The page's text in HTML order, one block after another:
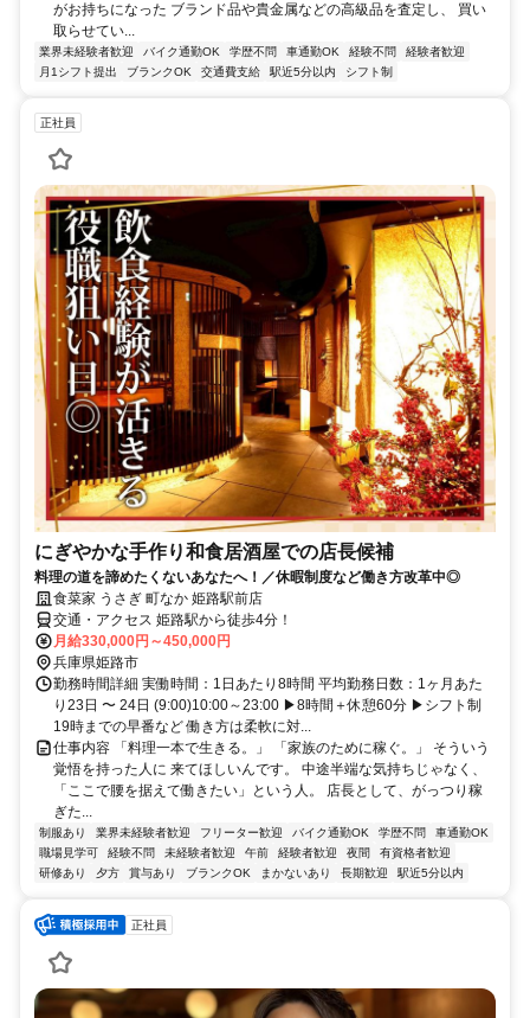
がお持ちになった ブランド品や貴金属などの高級品を査定し、 買い
取らせてい...
業界未経験者歓迎 バイク通勤OK 学歴不問 車通勤OK 経験不問
経験者歓迎
月1シフト提出
ブランクOK 交通費支給 駅近5分以内 シフト制
正社員
にぎやかな手作り和食居酒屋での店長候補
料理の道を諦めたくないあなたへ！／休暇制度など働き方改革中◎
食菜家 うさぎ 町なか 姫路駅前店
交通・アクセス 姫路駅から徒歩4分！
月給330,000円～450,000円
兵庫県姫路市
勤務時間詳細 実働時間：1日あたり8時間 平均勤務日数：1ヶ月あた
り23日 〜 24日 (9:00)10:00～23:00 ▶8時間＋休憩60分 ▶シフト制
19時までの早番など 働き方は柔軟に対...
仕事内容 「料理一本で生きる。」 「家族のために稼ぐ。」 そういう
覚悟を持った人に 来てほしいんです。 中途半端な気持ちじゃなく、
「ここで腰を据えて働きたい」という人。 店長として、がっつり稼
ぎた...
制服あり 業界未経験者歓迎 フリーター歓迎 バイク通勤OK 学歴不問
車通勤OK
職場見学可
経験不問 未経験者歓迎 午前 経験者歓迎 夜間
有資格者歓迎
研修あり
夕方 賞与あり ブランクOK まかないあり 長期歓迎 駅近5分以内
正社員